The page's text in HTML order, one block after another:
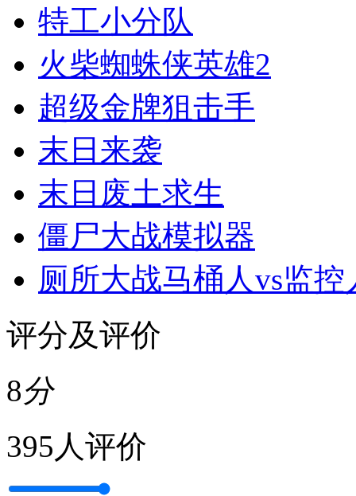
特工小分队
火柴蜘蛛侠英雄2
超级金牌狙击手
末日来袭
末日废土求生
僵尸大战模拟器
厕所大战马桶人vs监控
评分及评价
8分
395人评价